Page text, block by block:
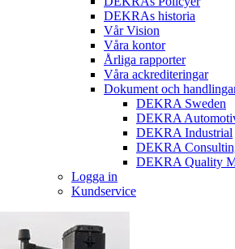
DEKRAs historia
Vår Vision
Våra kontor
Årliga rapporter
Våra ackrediteringar
Dokument och
DEKRA Sweden
DEKRA
DEKRA Industrial
DEKRA
DEKRA Quality
Logga in
Kundservice